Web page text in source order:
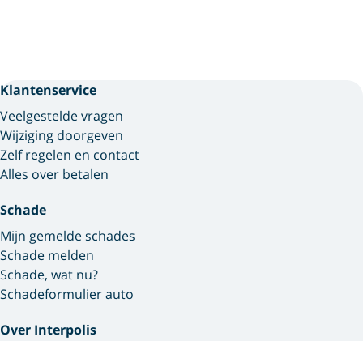
Klantenservice
Veelgestelde vragen
Wijziging doorgeven
Zelf regelen en contact
Alles over betalen
Schade
Mijn gemelde schades
Schade melden
Schade, wat nu?
Schadeformulier auto
Over Interpolis